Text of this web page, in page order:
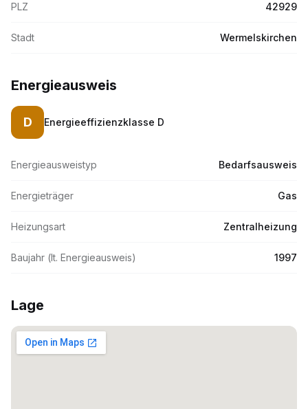
PLZ 42929
Stadt Wermelskirchen
Energieausweis
D Energieeffizienzklasse D
Energieausweistyp Bedarfsausweis
Energieträger Gas
Heizungsart Zentralheizung
Baujahr (lt. Energieausweis) 1997
Lage